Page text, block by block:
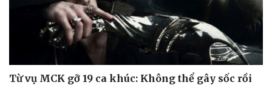
Từ vụ MCK gỡ 19 ca khúc: Không thể gây sốc rồi